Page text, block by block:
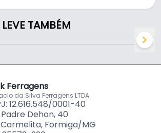
- Rometal.
Embutido Para o RO-24:
Individual Para Portas de Correr,
TAMBÉM
Ferragens
da Silva Ferragens LTDA
12.616.548/0001-40
Padre Dehon, 40
Formiga/MG